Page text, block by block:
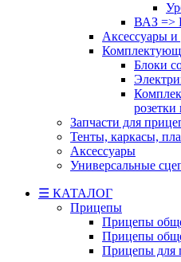
ВАЗ =>
Аксессуары
Блоки
розетки
Запчасти для
Тенты, каркасы,
Аксессуары
Универсальные
☰ КАТАЛОГ
Прицепы
Прицепы
Прицепы
Прицепы для